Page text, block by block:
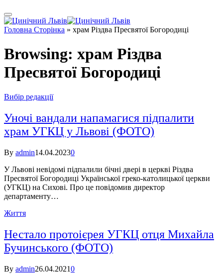
Головна Сторінка » храм Різдва Пресвятої Богородиці
Browsing: храм Різдва
Пресвятої Богородиці
Вибір редакції
Уночі вандали напамагися підпалити
храм УГКЦ у Львові (ФОТО)
By admin14.04.20230
У Львові невідомі підпалили бічні двері в церкві Різдва
Пресвятої Богородиці Української греко-католицької церкви
(УГКЦ) на Сихові. Про це повідомив директор
департаменту…
Життя
Нестало протоієрея УГКЦ отця Михайла
Бучинського (ФОТО)
By admin26.04.20210